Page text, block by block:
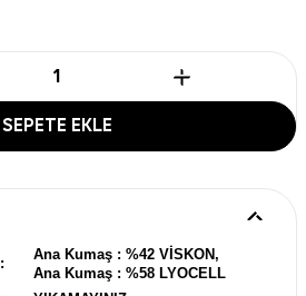
SEPETE EKLE
:
Ana Kumaş : %42 VİSKON,
Ana Kumaş : %58 LYOCELL